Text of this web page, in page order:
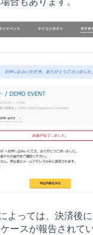
よっては、決済後
ースが報告されて